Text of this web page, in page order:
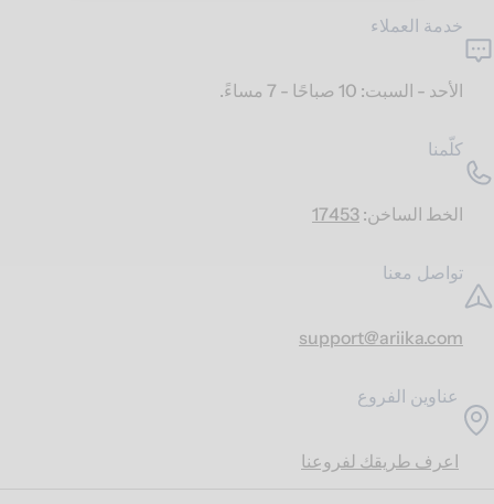
خدمة العملاء
الأحد - السبت: 10 صباحًا - 7 مساءً.
كلّمنا
الخط الساخن: 17453
تواصل معنا
support@ariika.com
عناوين الفروع
اعرف طريقك لفروعنا